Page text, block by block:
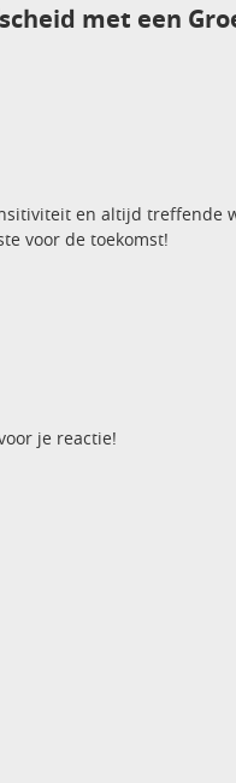
met een
en altijd treffende
voor de toekomst!
je reactie!